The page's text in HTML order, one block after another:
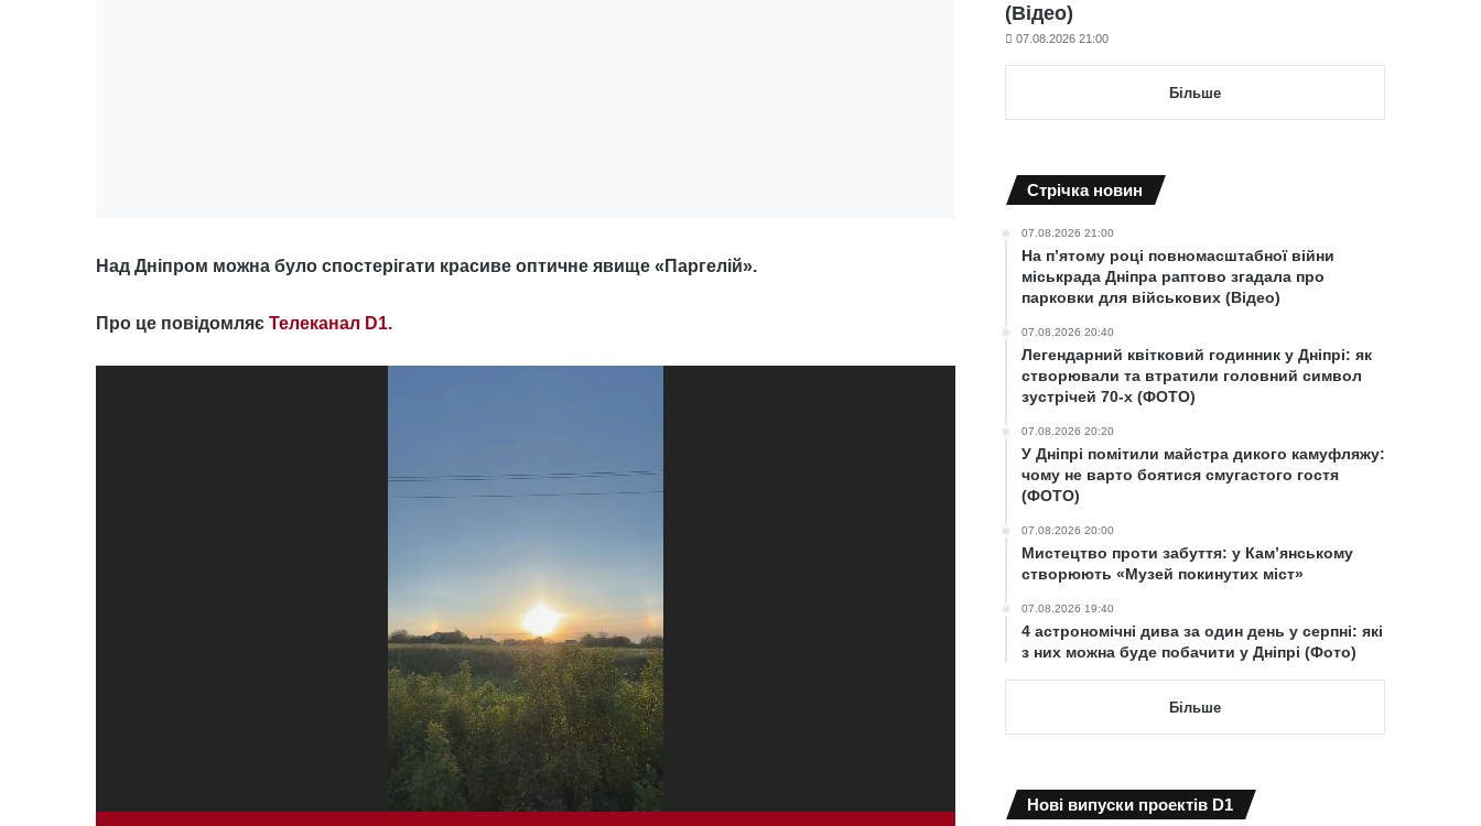
Над Дніпром можна було спостерігати красиве оптичне явище «Паргелій».
Про це повідомляє Телеканал D1.
(Відео)
07.08.2026 21:00
Більше
Cтрічка новин
07.08.2026 21:00
На п’ятому році повномасштабної війни
міськрада Дніпра раптово згадала про
парковки для військових (Відео)
07.08.2026 20:40
Легендарний квітковий годинник у Дніпрі: як
створювали та втратили головний символ
зустрічей 70-х (ФОТО)
07.08.2026 20:20
У Дніпрі помітили майстра дикого камуфляжу:
чому не варто боятися смугастого гостя
(ФОТО)
07.08.2026 20:00
Мистецтво проти забуття: у Кам’янському
створюють «Музей покинутих міст»
07.08.2026 19:40
4 астрономічні дива за один день у серпні: які
з них можна буде побачити у Дніпрі (Фото)
Більше
Нові випуски проектів D1